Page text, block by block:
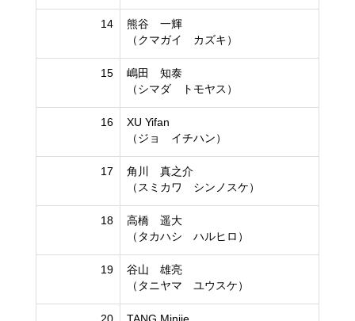
14
熊谷 一輝
（クマガイ カズキ）
15
嶋田 知泰
（シマダ トモヤス）
16
XU Yifan
（ジョ イチハン）
17
角川 真之介
（スミカワ シンノスケ）
18
高橋 遥大
（タカハシ ハルヒロ）
19
谷山 雄亮
（タニヤマ ユウスケ）